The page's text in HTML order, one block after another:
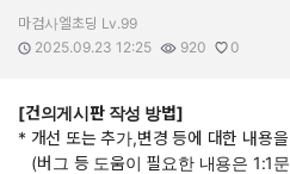
작성자:
마검사엘초딩 Lv.99
작성일:
2025.09.23 12:25
조회수:
920
추천수:
0
[건의게시판 작성 방법]
* 개선 또는 추가,변경 등에 대한 내용
(버그 등 도움이 필요한 내용은 1:1